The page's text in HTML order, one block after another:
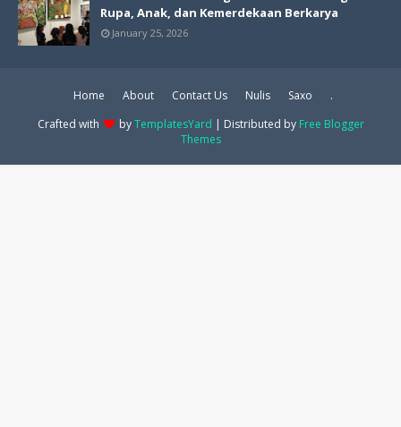
Rupa, Anak, dan Kemerdekaan Berkarya
January 25, 2026
Home About Contact Us Nulis Saxo
.
Crafted with
byTemplatesYard | Distributed by Free Blogger
Themes